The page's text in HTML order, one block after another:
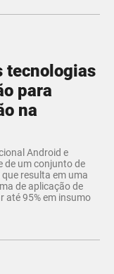
tecnologias
para
na
Android e
de um conjunto de
resulta em uma
de aplicação de
até 95% em insumo